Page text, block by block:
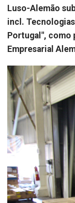
Luso-Alemão
incl.
Portugal", como
Empresarial